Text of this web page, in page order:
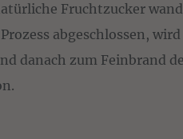
Fruchtzucker
abgeschlossen,
danach zum Feinbrand